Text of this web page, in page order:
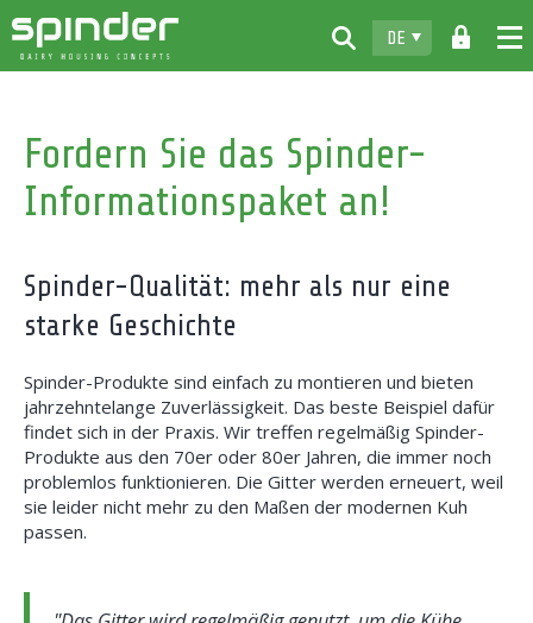
DE
Produkte
Info & Muster
Vertragshändler
Kontakt
Fordern Sie das Spinder-
Informationspaket an!
Spinder-Qualität: mehr als nur eine
starke Geschichte
Spinder-Produkte sind einfach zu montieren und bieten
jahrzehntelange Zuverlässigkeit. Das beste Beispiel dafür
findet sich in der Praxis. Wir treffen regelmäßig Spinder-
Produkte aus den 70er oder 80er Jahren, die immer noch
problemlos funktionieren. Die Gitter werden erneuert, weil
sie leider nicht mehr zu den Maßen der modernen Kuh
passen.